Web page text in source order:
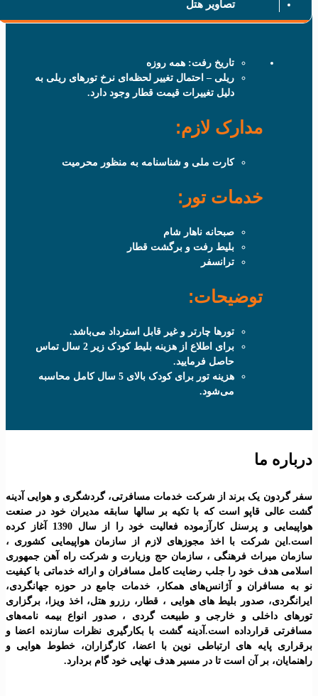
تصاویر هتل
تاریخ رفت: همه روزه
ریلی – احتمال تغییر لحظه‌ای نرخ تورهای ریلی به
دلیل تغییرات قیمت قطار وجود دارد.
مدارک لازم:
کارت ملی و شناسنامه به منظور محرمیت
خدمات تور:
صبحانه ناهار شام
بلیط رفت و برگشت قطار
توضیحات:
تورها چارتر و غیر قابل استرداد می‌باشد.
برای اطلاع از هزینه بلیط کودک زیر 2 سال تماس
حاصل فرمایید.
هزینه تور برای کودک بالای 5 سال کامل محاسبه
برند از شرکت خدمات مسافرتی، گردشگری و هوایی آدینه
است که با تکیه بر سالها سابقه مدیران خود در صنعت
هواپیمایی و پرسنل کارآزموده فعالیت خود را از سال 1390 آغاز کرده
با اخذ مجوزهای لازم از سازمان هواپیمایی کشوری ،
فرهنگی ، سازمان حج وزیارت و شرکت راه آهن جمهوری
خود را جلب رضایت کامل مسافران و ارائه خدماتی با کیفیت
و آژانس‌های همکار، خدمات جامع در حوزه جهانگردی،
صدور بليط های هوايی ، قطار، رزرو هتل، اخذ ويزا، برگزاری
و خارجی و طبیعت گردی ، صدور انواع بیمه نامه‌های
است.آدینه گشت با بکارگیری نظرات سازنده اعضا و
های ارتباطی نوین با اعضا، کارگزاران، خطوط هوایی و
آن است تا در مسیر هدف نهایی خود گام بردارد.